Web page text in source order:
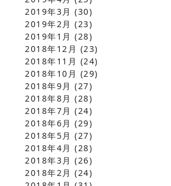
2019年3月 (30)
2019年2月 (23)
2019年1月 (28)
2018年12月 (23)
2018年11月 (24)
2018年10月 (29)
2018年9月 (27)
2018年8月 (28)
2018年7月 (24)
2018年6月 (29)
2018年5月 (27)
2018年4月 (28)
2018年3月 (26)
2018年2月 (24)